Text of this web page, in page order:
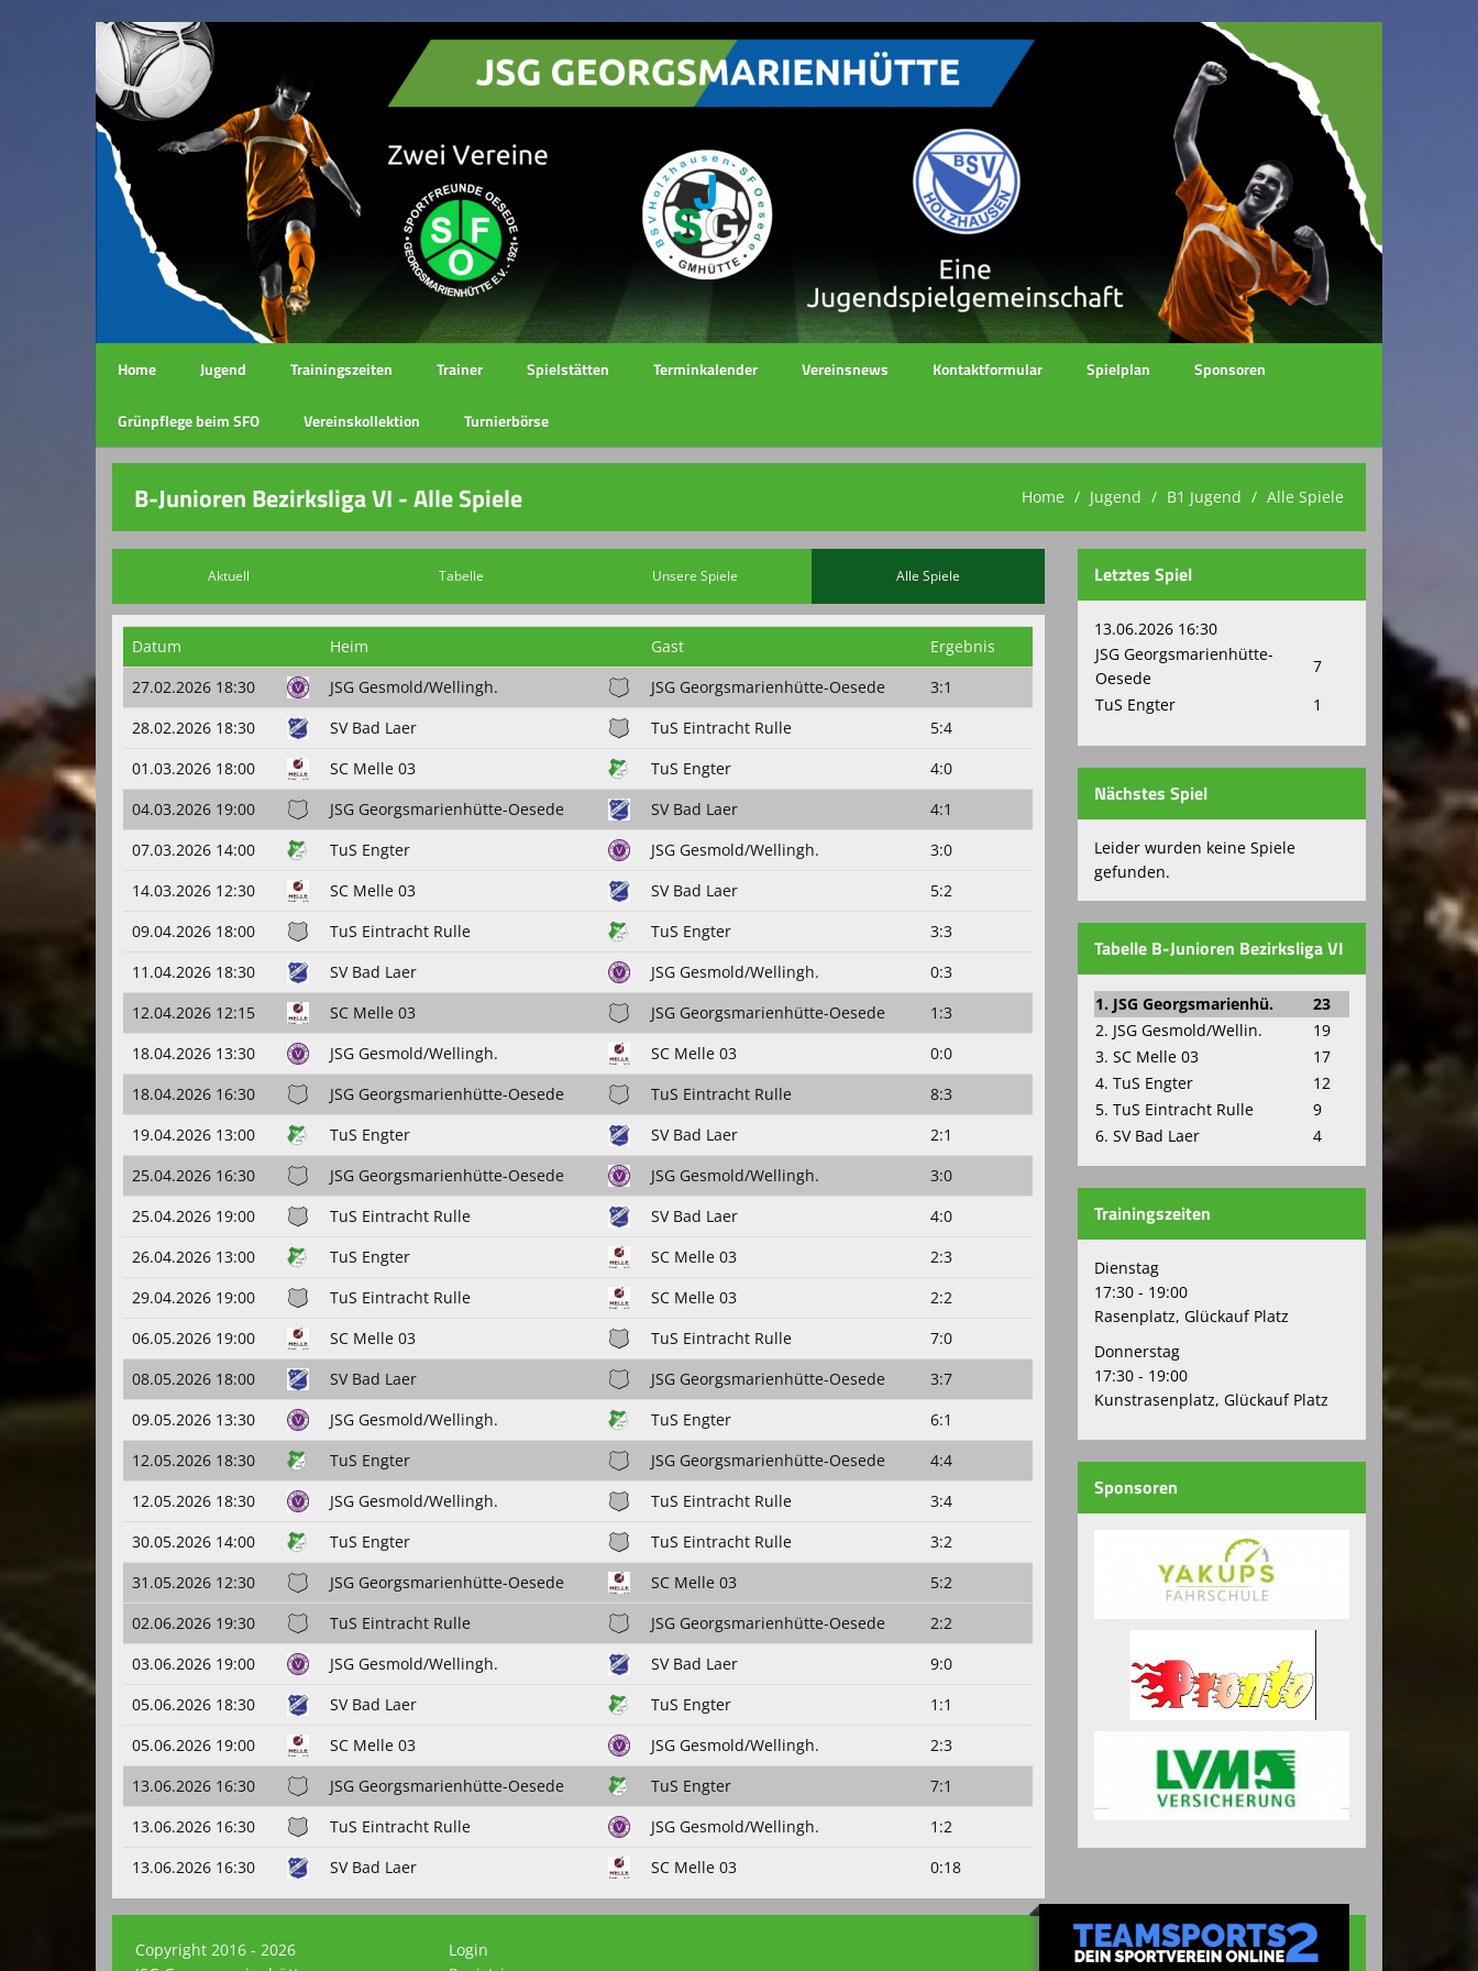
Home Jugend Trainingszeiten Trainer Spielstätten Terminkalender Vereinsnews Kontaktformular Spielplan Sponsoren
Grünpflege beim SFO Vereinskollektion Turnierbörse
B-Junioren Bezirksliga VI - Alle Spiele Home Jugend B1 Jugend Alle Spiele
Aktuell Tabelle Unsere Spiele Alle Spiele
Datum Heim Gast
Ergebnis
27.02.2026 18:30
JSG Gesmold/Wellingh. JSG Georgsmarienhütte-Oesede
3:1
28.02.2026 18:30
SV Bad Laer TuS Eintracht Rulle
5:4
01.03.2026 18:00
SC Melle 03 TuS Engter
4:0
04.03.2026 19:00
JSG Georgsmarienhütte-Oesede SV Bad Laer
4:1
07.03.2026 14:00
TuS Engter JSG Gesmold/Wellingh.
3:0
14.03.2026 12:30
SC Melle 03 SV Bad Laer
5:2
09.04.2026 18:00
TuS Eintracht Rulle TuS Engter
3:3
11.04.2026 18:30
SV Bad Laer JSG Gesmold/Wellingh.
0:3
12.04.2026 12:15
SC Melle 03 JSG Georgsmarienhütte-Oesede
1:3
18.04.2026 13:30
JSG Gesmold/Wellingh. SC Melle 03
0:0
18.04.2026 16:30
JSG Georgsmarienhütte-Oesede TuS Eintracht Rulle
8:3
19.04.2026 13:00
TuS Engter SV Bad Laer
2:1
25.04.2026 16:30
JSG Georgsmarienhütte-Oesede JSG Gesmold/Wellingh.
3:0
25.04.2026 19:00
TuS Eintracht Rulle SV Bad Laer
4:0
26.04.2026 13:00
TuS Engter SC Melle 03
2:3
29.04.2026 19:00
TuS Eintracht Rulle SC Melle 03
2:2
06.05.2026 19:00
SC Melle 03 TuS Eintracht Rulle
7:0
08.05.2026 18:00
SV Bad Laer JSG Georgsmarienhütte-Oesede
3:7
09.05.2026 13:30
JSG Gesmold/Wellingh. TuS Engter
6:1
12.05.2026 18:30
TuS Engter JSG Georgsmarienhütte-Oesede
4:4
12.05.2026 18:30
JSG Gesmold/Wellingh. TuS Eintracht Rulle
3:4
30.05.2026 14:00
TuS Engter TuS Eintracht Rulle
3:2
31.05.2026 12:30
JSG Georgsmarienhütte-Oesede SC Melle 03
5:2
02.06.2026 19:30
TuS Eintracht Rulle JSG Georgsmarienhütte-Oesede
2:2
03.06.2026 19:00
JSG Gesmold/Wellingh. SV Bad Laer
9:0
05.06.2026 18:30
SV Bad Laer TuS Engter
1:1
05.06.2026 19:00
SC Melle 03 JSG Gesmold/Wellingh.
2:3
13.06.2026 16:30
JSG Georgsmarienhütte-Oesede TuS Engter
7:1
13.06.2026 16:30
TuS Eintracht Rulle JSG Gesmold/Wellingh.
1:2
13.06.2026 16:30
SV Bad Laer SC Melle 03 0:18
Letztes Spiel
13.06.2026 16:30
JSG Georgsmarienhütte-
Oesede
7
TuS Engter
1
Nächstes Spiel
Leider wurden keine Spiele
gefunden.
Tabelle B-Junioren Bezirksliga VI
1. JSG Georgsmarienhü.
23
2. JSG Gesmold/Wellin.
19
3. SC Melle 03
17
4. TuS Engter
12
5. TuS Eintracht Rulle
9
6. SV Bad Laer
4
Trainingszeiten
Dienstag
17:30 - 19:00
Rasenplatz, Glückauf Platz
Donnerstag
17:30 - 19:00
Kunstrasenplatz, Glückauf Platz
Sponsoren
Copyright 2016 - 2026
Login